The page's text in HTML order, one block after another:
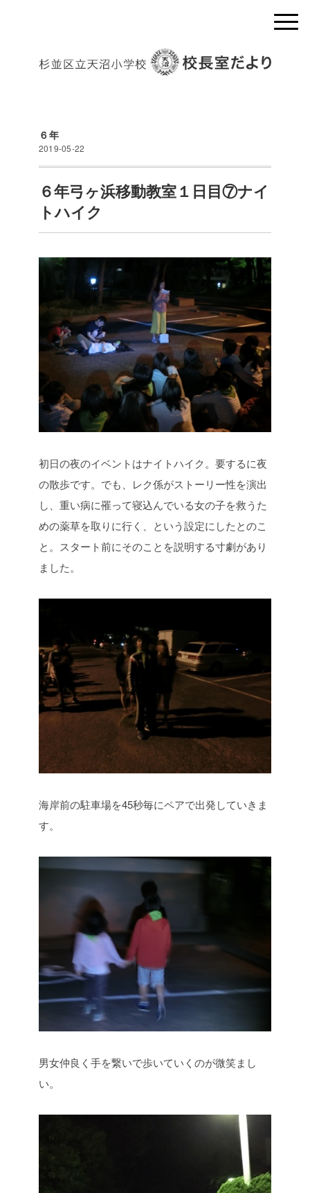
６年
2019-05-22
６年弓ヶ浜移動教室１日目⑦ナイ
トハイク
初日の夜のイベントはナイトハイク。要するに夜
の散歩です。でも、レク係がストーリー性を演出
し、重い病に罹って寝込んでいる女の子を救うた
めの薬草を取りに行く、という設定にしたとのこ
と。スタート前にそのことを説明する寸劇があり
ました。
海岸前の駐車場を45秒毎にペアで出発していきま
す。
男女仲良く手を繋いで歩いていくのが微笑まし
い。